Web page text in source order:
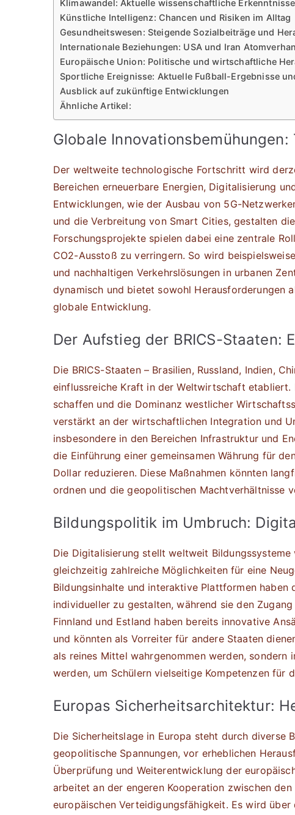
Klimawandel: Aktuelle wissenschaftliche
Künstliche Intelligenz: Chancen und Risiken im Alltag
Gesundheitswesen: Steigende Sozialbeiträge und
Internationale Beziehungen: USA und Iran
Europäische Union: Politische und wirtschaftliche
Sportliche Ereignisse: Aktuelle Fußball-Ergebnisse
Ausblick auf zukünftige Entwicklungen
Ähnliche Artikel:
Globale
Der weltweite technologische Fortschritt wird
Bereichen erneuerbare Energien, Digitalisierung
Entwicklungen, wie der Ausbau von 5G-
und die Verbreitung von Smart Cities, gestalten
Forschungsprojekte spielen dabei eine zentrale
CO2-Ausstoß zu verringern. So wird
und nachhaltigen Verkehrslösungen in urbanen
dynamisch und bietet sowohl Herausforderungen
globale Entwicklung.
Der Aufstieg der BRICS-
Die BRICS-Staaten – Brasilien, Russland, Indien,
einflussreiche Kraft in der Weltwirtschaft
schaffen und die Dominanz westlicher
verstärkt an der wirtschaftlichen Integration und
insbesondere in den Bereichen Infrastruktur und
die Einführung einer gemeinsamen Währung für
Dollar reduzieren. Diese Maßnahmen könnten
ordnen und die geopolitischen Machtverhältnisse
Bildungspolitik im Umbruch:
Die Digitalisierung stellt weltweit
gleichzeitig zahlreiche Möglichkeiten für eine
Bildungsinhalte und interaktive Plattformen haben
individueller zu gestalten, während sie den
Finnland und Estland haben bereits innovative
und könnten als Vorreiter für andere Staaten
als reines Mittel wahrgenommen werden,
werden, um Schülern vielseitige Kompetenzen für
Europas Sicherheitsarchitektur:
Die Sicherheitslage in Europa steht durch diverse
geopolitische Spannungen, vor erheblichen
Überprüfung und Weiterentwicklung der
arbeitet an der engeren Kooperation zwischen
europäischen Verteidigungsfähigkeit. Es wird